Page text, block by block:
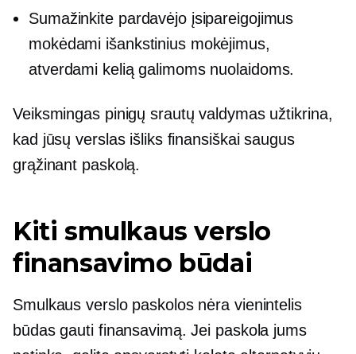
Sumažinkite pardavėjo įsipareigojimus
mokėdami išankstinius mokėjimus,
atverdami kelią galimoms nuolaidoms.
Veiksmingas pinigų srautų valdymas užtikrina,
kad jūsų verslas išliks finansiškai saugus
grąžinant paskolą.
Kiti smulkaus verslo
finansavimo būdai
Smulkaus verslo paskolos nėra vienintelis
būdas gauti finansavimą. Jei paskola jums